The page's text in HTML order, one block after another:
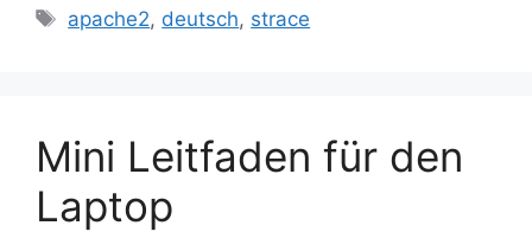
Schlagwörter
apache2, deutsch, strace
Mini Leitfaden für den
Laptop